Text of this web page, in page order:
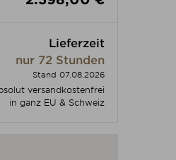
anpassen
Lieferzeit
nur 72 Stunden
Stand 07.08.2026
versandkostenfrei
in ganz EU & Schweiz